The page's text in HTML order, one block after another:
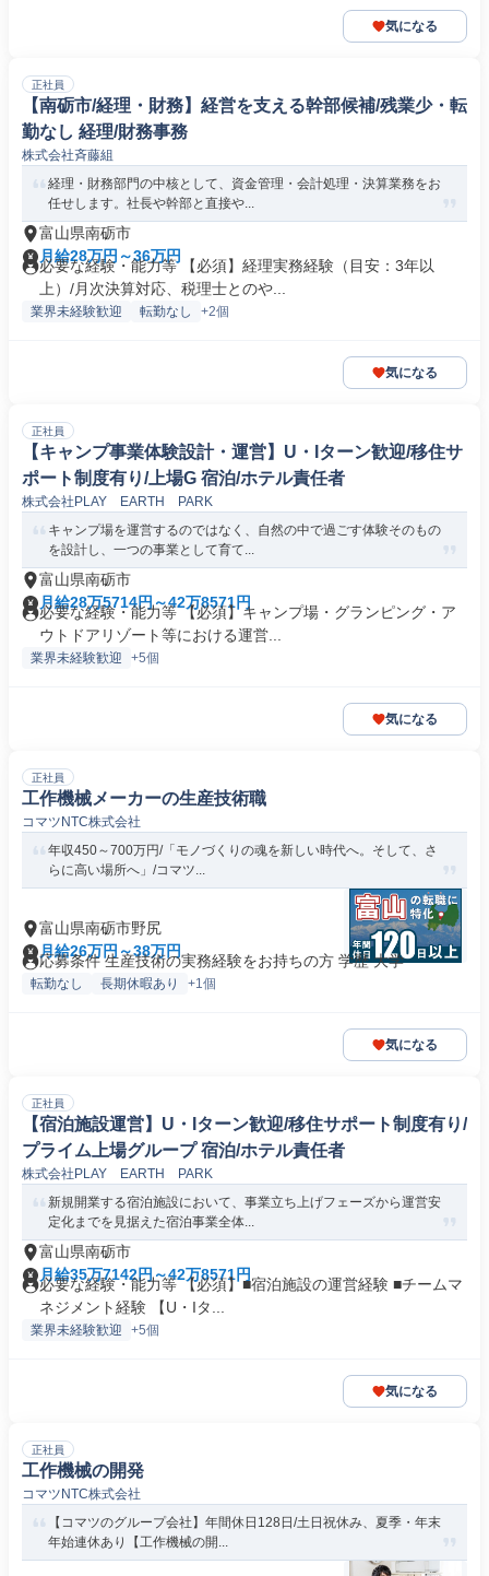
気になる
正社員
【南砺市/経理・財務】経営を支える幹部候補/残業少・転
勤なし 経理/財務事務
株式会社斉藤組
経理・財務部門の中核として、資金管理・会計処理・決算業務をお
任せします。社長や幹部と直接や...
富山県南砺市
月給28万円～36万円
必要な経験・能力等 【必須】経理実務経験（目安：3年以
上）/月次決算対応、税理士とのや...
業界未経験歓迎 転勤なし +2個
気になる
正社員
【キャンプ事業体験設計・運営】U・Iターン歓迎/移住サ
ポート制度有り/上場G 宿泊/ホテル責任者
株式会社PLAY EARTH PARK
キャンプ場を運営するのではなく、自然の中で過ごす体験そのもの
を設計し、一つの事業として育て...
富山県南砺市
月給28万5714円～42万8571円
必要な経験・能力等 【必須】キャンプ場・グランピング・ア
ウトドアリゾート等における運営...
業界未経験歓迎 +5個
気になる
正社員
工作機械メーカーの生産技術職
コマツNTC株式会社
年収450～700万円/「モノづくりの魂を新しい時代へ。そして、さ
らに高い場所へ」/コマツ...
富山県南砺市野尻
月給26万円～38万円
応募条件 生産技術の実務経験をお持ちの方 学歴 大学
転勤なし 長期休暇あり +1個
気になる
正社員
【宿泊施設運営】U・Iターン歓迎/移住サポート制度有り/
プライム上場グループ 宿泊/ホテル責任者
株式会社PLAY EARTH PARK
新規開業する宿泊施設において、事業立ち上げフェーズから運営安
定化までを見据えた宿泊事業全体...
富山県南砺市
月給35万7142円～42万8571円
必要な経験・能力等 【必須】■宿泊施設の運営経験 ■チームマ
ネジメント経験 【U・Iタ...
業界未経験歓迎 +5個
気になる
正社員
工作機械の開発
コマツNTC株式会社
【コマツのグループ会社】年間休日128日/土日祝休み、夏季・年末
年始連休あり【工作機械の開...